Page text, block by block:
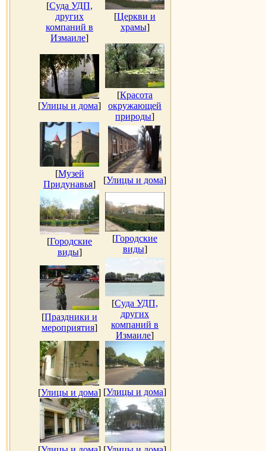
[Суда УДП,
других
компаний в
Измаиле]
[Церкви и
храмы]
[Улицы и дома]
[Красота
окружающей
природы]
[Музей
Придунавья] [Улицы и дома]
[Городские
виды]
[Городские
виды]
[Праздники и
мероприятия]
[Суда УДП,
других
компаний в
Измаиле]
[Улицы и дома] [Улицы и дома]